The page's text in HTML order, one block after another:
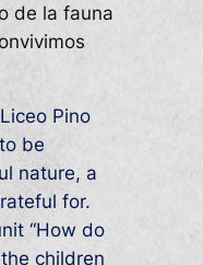
de la fauna
Pino
be
nature, a
for.
“How do
children